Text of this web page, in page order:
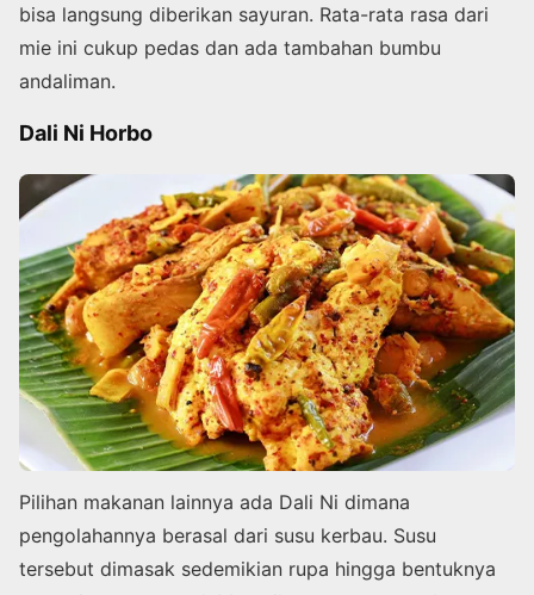
bisa langsung diberikan sayuran. Rata-rata rasa dari
mie ini cukup pedas dan ada tambahan bumbu
andaliman.
Dali Ni Horbo
Pilihan makanan lainnya ada Dali Ni dimana
pengolahannya berasal dari susu kerbau. Susu
tersebut dimasak sedemikian rupa hingga bentuknya